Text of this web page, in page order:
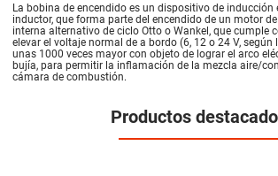
La bobina de encendido es un dispositivo de
inductor, que forma parte del encendido de un motor
interna alternativo de ciclo Otto o Wankel, que cumple
elevar el voltaje normal de a bordo (6, 12 o 24 V,
unas 1000 veces mayor con objeto de lograr el arco
bujía, para permitir la inflamación de la mezcla aire/
cámara de combustión.
Productos